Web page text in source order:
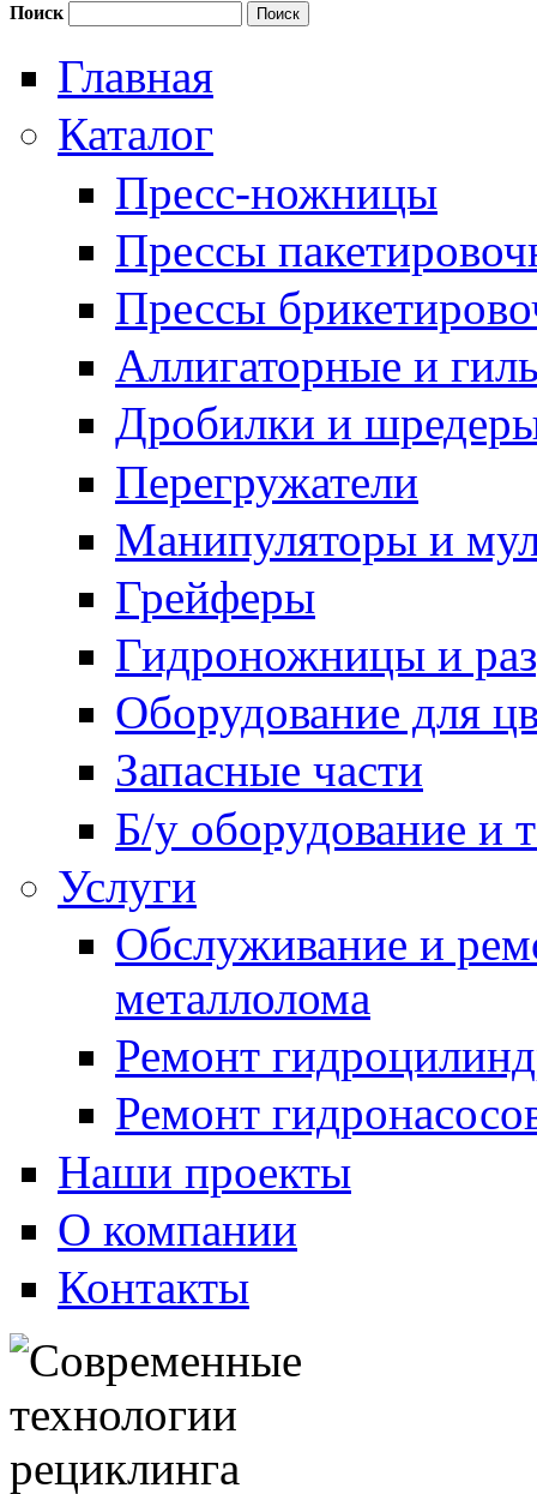
Поиск
Главная
Каталог
Пресс-ножницы
Прессы
Прессы
Аллигаторные и
Дробилки и
Перегружатели
Манипуляторы и
Грейферы
Гидроножницы и
Оборудование для
Запасные части
Б/у оборудование и
Услуги
Обслуживание и
металлолома
Ремонт
Ремонт
Наши проекты
О компании
Контакты